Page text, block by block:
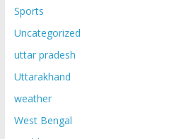
Sports
Uncategorized
uttar pradesh
Uttarakhand
weather
West Bengal